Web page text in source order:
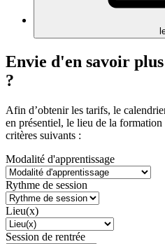
Envie d'en savoir
?
Afin d’obtenir les tarifs, le
en présentiel, le lieu de la
critères suivants :
Modalité d'apprentissage
Rythme de session
Lieu(x)
Session de rentrée